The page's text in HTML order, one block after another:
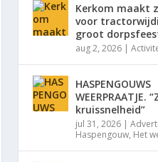
Kerkom maakt
voor
groot
aug 2, 2026 |
HASPENGOUWS
WEERPRAATJE.
kruissnelheid”
jul 31, 2026 |
Haspengouw, Het